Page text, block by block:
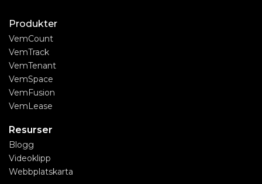
Produkter
VemCount
VemTrack
VemTenant
VemSpace
VemFusion
VemLease
Resurser
Blogg
Videoklipp
Webbplatskarta